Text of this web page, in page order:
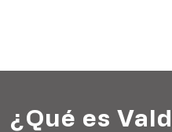
¿Qué es